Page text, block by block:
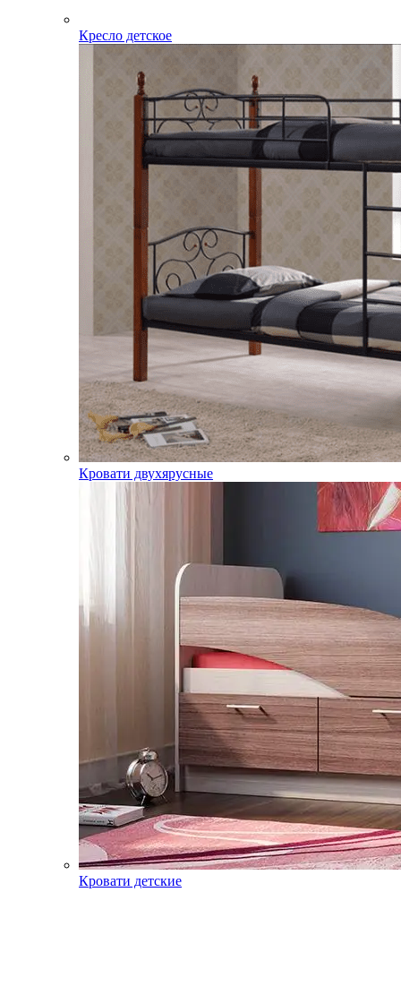
Кресло детское
Кровати двухярусные
Кровати детские